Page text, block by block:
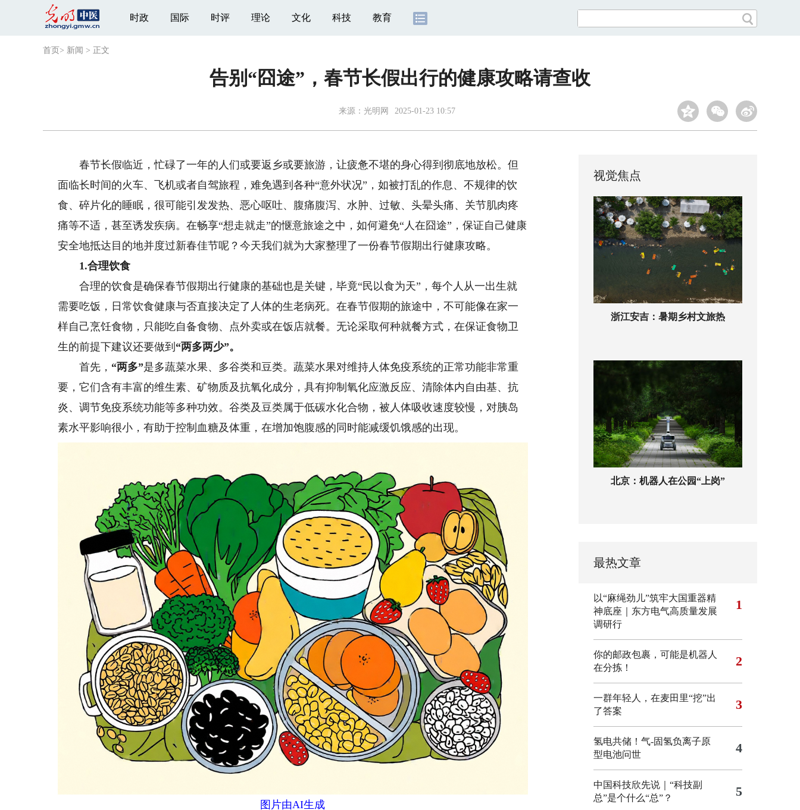
时政 国际 时评 理论 文化 科技 教育
首页 > 新闻 > 正文
告别“囧途”，春节长假出行的健康攻略请查收
来源： 光明网 2025-01-23 10:57
春节长假临近，忙碌了一年的人们或要返乡或要旅游，让疲惫不堪的身心得到彻底地放松。但
面临长时间的火车、飞机或者自驾旅程，难免遇到各种“意外状况”，如被打乱的作息、不规律的饮
食、碎片化的睡眠，很可能引发发热、恶心呕吐、腹痛腹泻、水肿、过敏、头晕头痛、关节肌肉疼
痛等不适，甚至诱发疾病。在畅享“想走就走”的惬意旅途之中，如何避免“人在囧途”，保证自己健康
安全地抵达目的地并度过新春佳节呢？今天我们就为大家整理了一份春节假期出行健康攻略。
1.合理饮食
合理的饮食是确保春节假期出行健康的基础也是关键，毕竟“民以食为天”，每个人从一出生就
需要吃饭，日常饮食健康与否直接决定了人体的生老病死。在春节假期的旅途中，不可能像在家一
样自己烹饪食物，只能吃自备食物、点外卖或在饭店就餐。无论采取何种就餐方式，在保证食物卫
生的前提下建议还要做到 “两多两少”。
首先， “两多”是多蔬菜水果、多谷类和豆类。蔬菜水果对维持人体免疫系统的正常功能非常重
要，它们含有丰富的维生素、矿物质及抗氧化成分，具有抑制氧化应激反应、清除体内自由基、抗
炎、调节免疫系统功能等多种功效。谷类及豆类属于低碳水化合物，被人体吸收速度较慢，对胰岛
素水平影响很小，有助于控制血糖及体重，在增加饱腹感的同时能减缓饥饿感的出现。
图片由AI生成
视觉焦点
浙江安吉：暑期乡村文旅热
北京：机器人在公园“上岗”
最热文章
以“麻绳劲儿”筑牢大国重器精
神底座｜东方电气高质量发展
调研行
1
你的邮政包裹，可能是机器人
在分拣！
2
一群年轻人，在麦田里“挖”出
了答案
3
氢电共储！气-固氢负离子原
型电池问世
4
中国科技欣先说｜“科技副
总”是个什么“总”？
5